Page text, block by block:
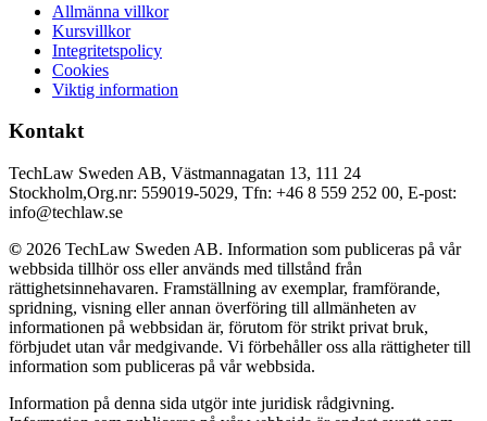
Allmänna villkor
Kursvillkor
Integritetspolicy
Cookies
Viktig information
Kontakt
TechLaw Sweden AB, Västmannagatan 13, 111 24
Stockholm,Org.nr: 559019-5029, Tfn: +46 8 559 252 00, E-post:
info@techlaw.se
© 2026 TechLaw Sweden AB. Information som publiceras på vår
webbsida tillhör oss eller används med tillstånd från
rättighetsinnehavaren. Framställning av exemplar, framförande,
spridning, visning eller annan överföring till allmänheten av
informationen på webbsidan är, förutom för strikt privat bruk,
förbjudet utan vår medgivande. Vi förbehåller oss alla rättigheter till
information som publiceras på vår webbsida.
Information på denna sida utgör inte juridisk rådgivning.